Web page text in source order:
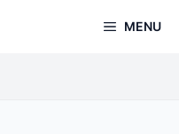
MENU